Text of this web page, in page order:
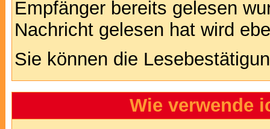
Empfänger bereits gelesen
Nachricht gelesen hat wird
Sie können die
Wie verwende